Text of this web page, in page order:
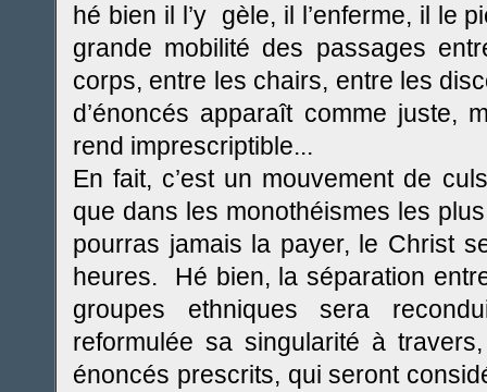
hé bien il l’y gèle, il l’enferme, il le
grande mobilité des passages
corps, entre les chairs, entre les
d’énoncés apparaît comme juste,
rend imprescriptible...
En fait, c’est un mouvement de
que dans les monothéismes les
pourras jamais la payer, le Christ
heures. Hé bien, la séparation
groupes ethniques sera
reformulée sa singularité à
énoncés prescrits, qui seront